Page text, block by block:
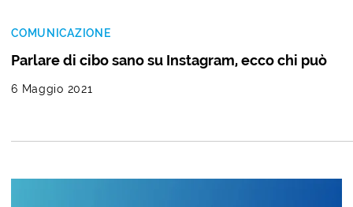
COMUNICAZIONE
Parlare di cibo sano su Instagram, ecco chi può
6 Maggio 2021